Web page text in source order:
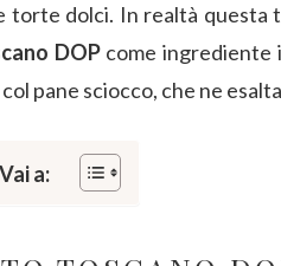
torte dolci. In realtà
DOPcome ingrediente
pane sciocco, che ne
a: